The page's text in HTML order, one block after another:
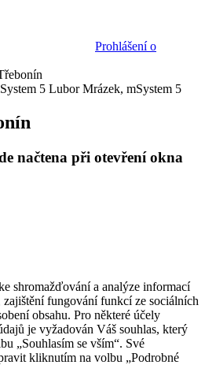
Prohlášení o
Lubor Mrázek, mSystem 5
načtena při otevření okna
shromažďování a analýze informací
fungování funkcí ze sociálních
obsahu. Pro některé účely
je vyžadován Váš souhlas, který
„Souhlasím se vším“. Své
kliknutím na volbu „Podrobné